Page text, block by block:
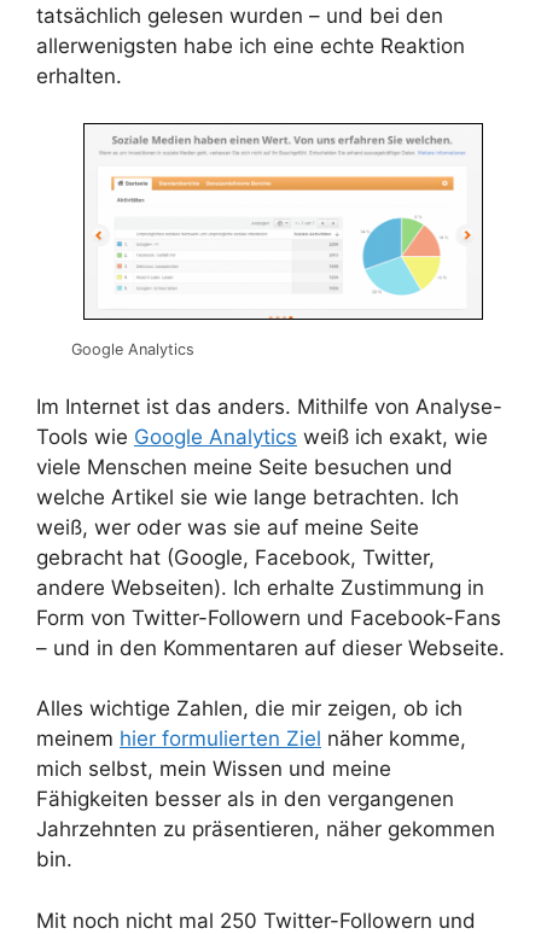
tatsächlich gelesen wurden – und bei den
allerwenigsten habe ich eine echte Reaktion
erhalten.
Google Analytics
Im Internet ist das anders. Mithilfe von Analyse-
Tools wie Google Analytics weiß ich exakt, wie
viele Menschen meine Seite besuchen und
welche Artikel sie wie lange betrachten. Ich
weiß, wer oder was sie auf meine Seite
gebracht hat (Google, Facebook, Twitter,
andere Webseiten). Ich erhalte Zustimmung in
Form von Twitter-Followern und Facebook-Fans
– und in den Kommentaren auf dieser Webseite.
Alles wichtige Zahlen, die mir zeigen, ob ich
meinem hier formulierten Ziel näher komme,
mich selbst, mein Wissen und meine
Fähigkeiten besser als in den vergangenen
Jahrzehnten zu präsentieren, näher gekommen
bin.
Mit noch nicht mal 250 Twitter-Followern und